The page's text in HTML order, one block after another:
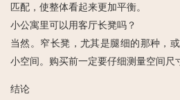
匹配，使整体看起来更加平衡。
小公寓里可以用客厅长凳吗？
当然。窄长凳，尤其是腿细的那种，
小空间。购买前一定要仔细测量空间尺
结论